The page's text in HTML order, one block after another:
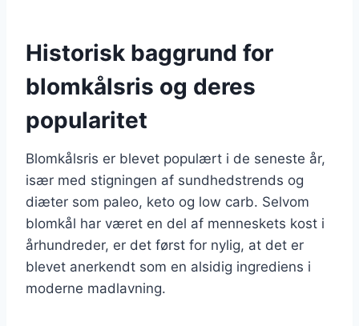
Historisk baggrund for
blomkålsris og deres
popularitet
Blomkålsris er blevet populært i de seneste år,
især med stigningen af sundhedstrends og
diæter som paleo, keto og low carb. Selvom
blomkål har været en del af menneskets kost i
århundreder, er det først for nylig, at det er
blevet anerkendt som en alsidig ingrediens i
moderne madlavning.